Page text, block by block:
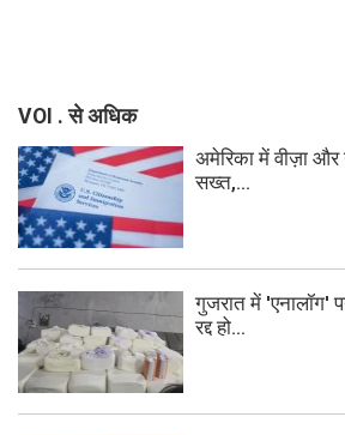
VOI . से अधिक
अमेरिका में वीज़ा और
सख्त,...
गुजरात में 'एनालॉग'
रद्द हो...